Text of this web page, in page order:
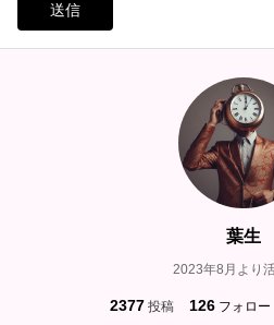
送信
葉生
2023年8月より
2377 投稿 126 フォロー